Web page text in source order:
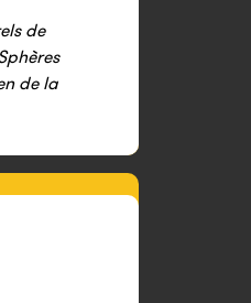
de
de la